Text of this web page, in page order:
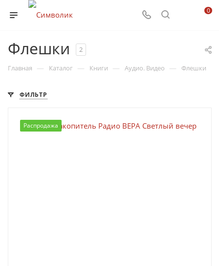
0
Флешки 2
Главная — Каталог — Книги — Аудио. Видео — Флешки
ФИЛЬТР
Распродажа